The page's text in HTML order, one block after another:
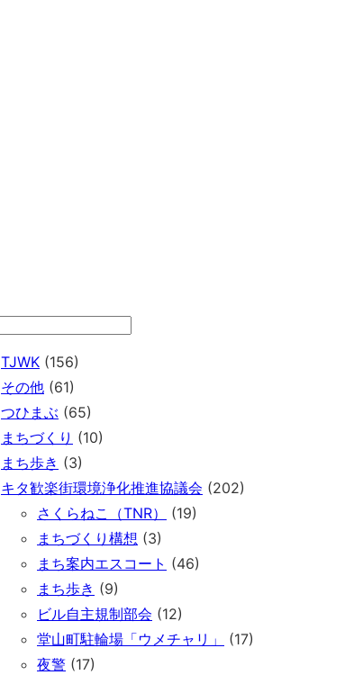
TJWK (156)
その他 (61)
つひまぶ (65)
まちづくり (10)
まち歩き (3)
キタ歓楽街環境浄化推進協議会 (202)
さくらねこ（TNR）
(19)
まちづくり構想 (3)
まち案内エスコート (46)
まち歩き (9)
ビル自主規制部会 (12)
堂山町駐輪場「ウメチャリ」
(17)
夜警 (17)